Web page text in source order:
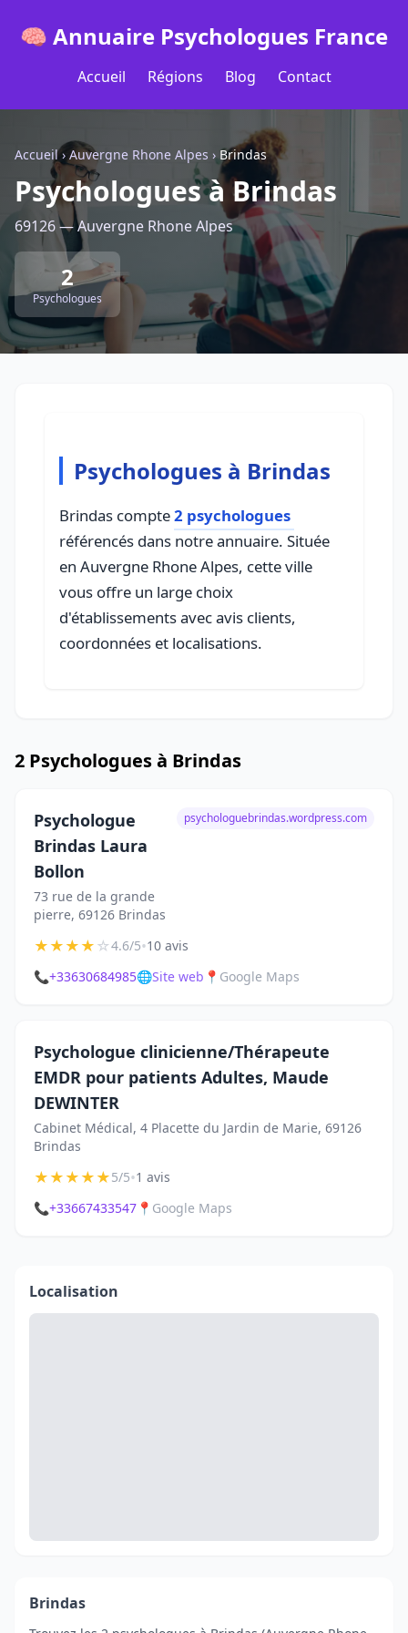
🧠 Annuaire Psychologues France
Accueil Régions Blog Contact
Accueil› Auvergne Rhone Alpes › Brindas
Psychologues à Brindas
69126 — Auvergne Rhone Alpes
2
Psychologues
Psychologues à Brindas
Brindas compte2 psychologues
référencés dans notre annuaire. Située
en Auvergne Rhone Alpes, cette ville
vous offre un large choix
d'établissements avec avis clients,
coordonnées et localisations.
2 Psychologues à Brindas
Psychologue
Brindas Laura
Bollon
73 rue de la grande
pierre, 69126 Brindas
psychologuebrindas.wordpress.com
★★★★☆4.6/5•10 avis
📞+33630684985🌐Site web 📍 Google Maps
Psychologue clinicienne/Thérapeute
EMDR pour patients Adultes, Maude
DEWINTER
Cabinet Médical, 4 Placette du Jardin de Marie, 69126
Brindas
★★★★★5/5•1 avis
📞+33667433547 📍 Google Maps
Localisation
Brindas